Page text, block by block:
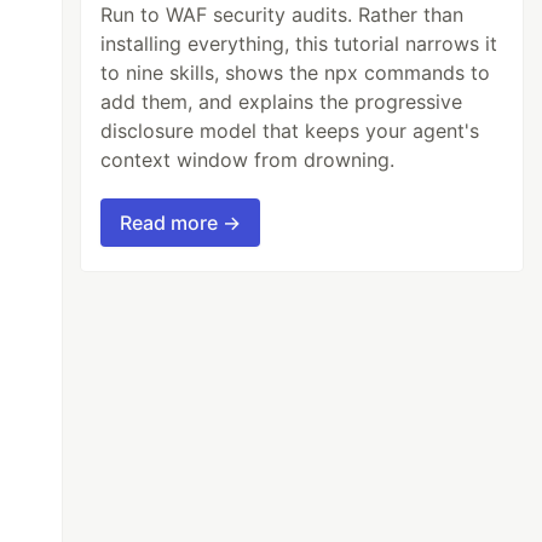
Run to WAF security audits. Rather than
installing everything, this tutorial narrows it
to nine skills, shows the npx commands to
add them, and explains the progressive
disclosure model that keeps your agent's
context window from drowning.
Read more →